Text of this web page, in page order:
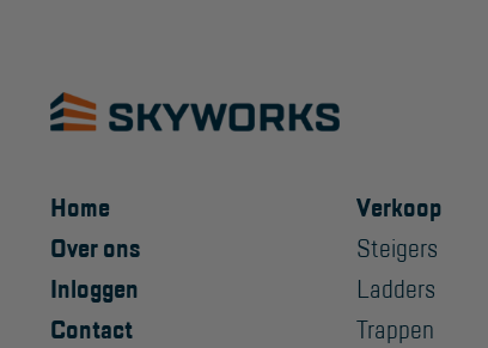
Home
Over ons
Inloggen
Contact
Verkoop
Steigers
Ladders
Trappen